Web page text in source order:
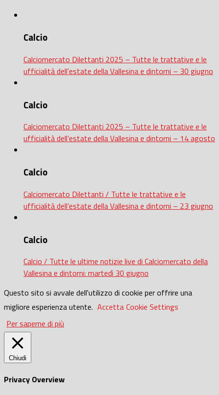
Calcio
Calciomercato Dilettanti 2025 – Tutte le trattative e le
ufficialità dell’estate della Vallesina e dintorni – 30 giugno
Calcio
Calciomercato Dilettanti 2025 – Tutte le trattative e le
ufficialità dell’estate della Vallesina e dintorni – 14 agosto
Calcio
Calciomercato Dilettanti / Tutte le trattative e le
ufficialità dell’estate della Vallesina e dintorni – 23 giugno
Calcio
Calcio / Tutte le ultime notizie live di Calciomercato della
Vallesina e dintorni: martedì 30 giugno
Questo sito si avvale dell'utilizzo di cookie per offrire una
migliore esperienza utente. Accetta Cookie Settings
Per saperne di più
Chiudi
Privacy Overview